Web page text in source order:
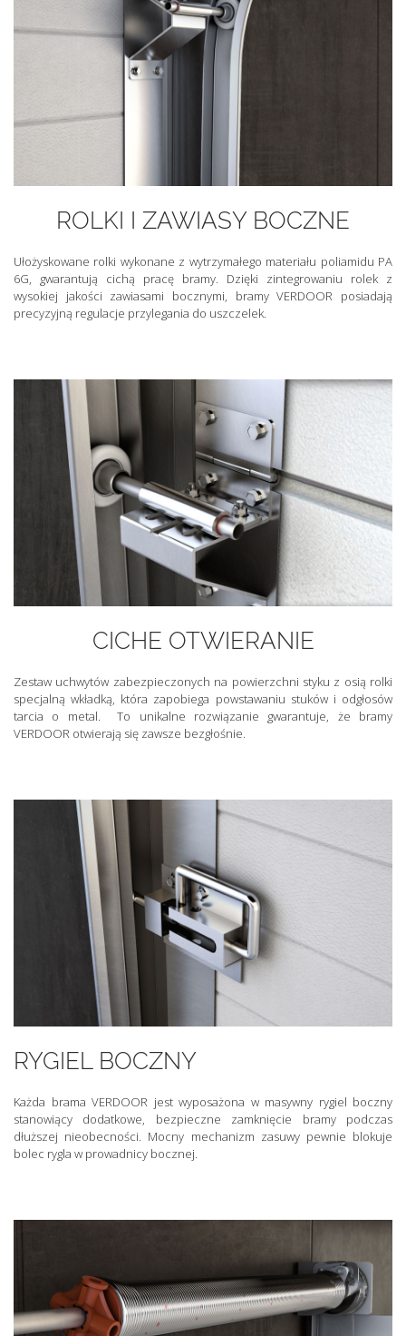
ROLKI I ZAWIASY BOCZNE
Ułożyskowane rolki wykonane z wytrzymałego materiału poliamidu PA
6G, gwarantują cichą pracę bramy. Dzięki zintegrowaniu rolek z
wysokiej jakości zawiasami bocznymi, bramy VERDOOR posiadają
precyzyjną regulacje przylegania do uszczelek.
CICHE OTWIERANIE
Zestaw uchwytów zabezpieczonych na powierzchni styku z osią rolki
specjalną wkładką, która zapobiega powstawaniu stuków i odgłosów
tarcia o metal. To unikalne rozwiązanie gwarantuje, że bramy
VERDOOR otwierają się zawsze bezgłośnie.
RYGIEL BOCZNY
Każda brama VERDOOR jest wyposażona w masywny rygiel boczny
stanowiący dodatkowe, bezpieczne zamknięcie bramy podczas
dłuższej nieobecności. Mocny mechanizm zasuwy pewnie blokuje
bolec rygla w prowadnicy bocznej.